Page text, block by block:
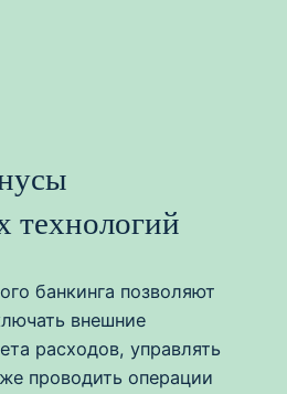
технологий
банкинга позволяют
внешние
расходов, управлять
проводить операции